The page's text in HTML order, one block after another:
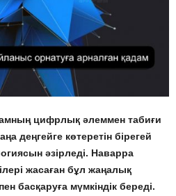
цифрлық әлеммен табиғи
деңгейге көтеретін бірегей
әзірледі. Наварра
жасаған бұл жаңалық
басқаруға мүмкіндік береді.